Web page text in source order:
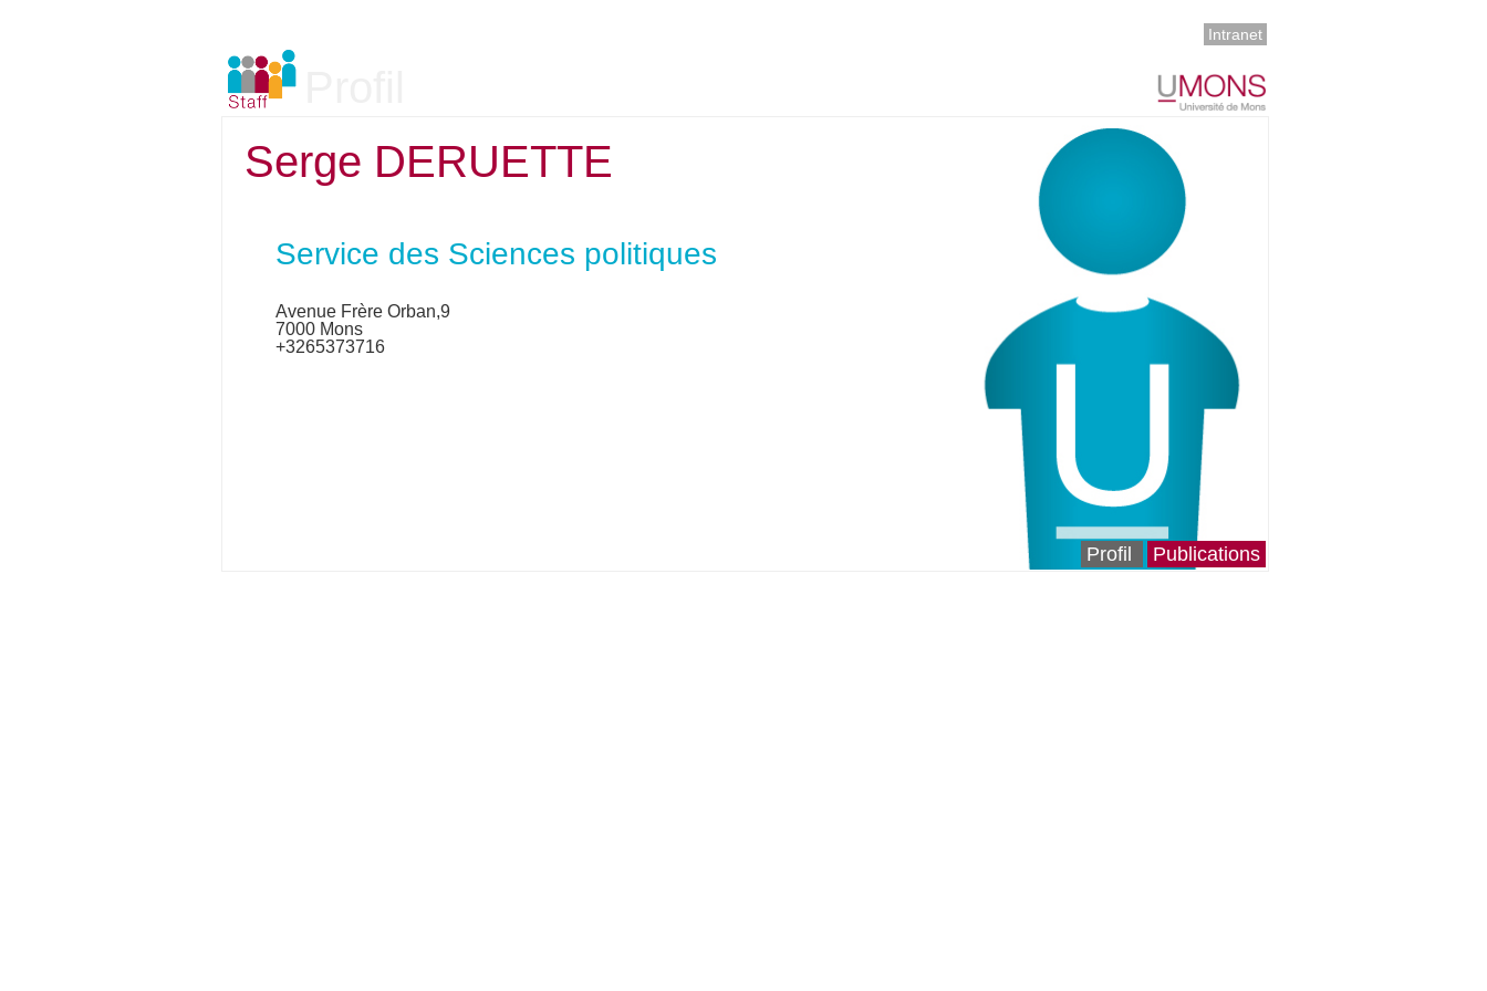
Intranet
Serge DERUETTE
Service des Sciences politiques
Avenue Frère Orban,9
7000 Mons
+3265373716
Profil Publications